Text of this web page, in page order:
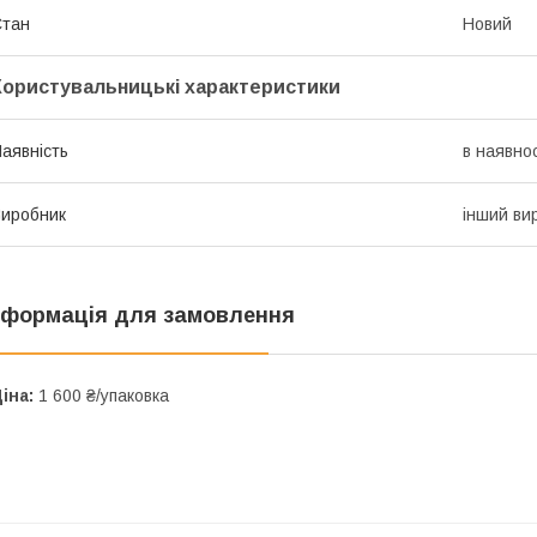
Новий
характеристики
в
інший
для замовлення
1 600 ₴/упаковка